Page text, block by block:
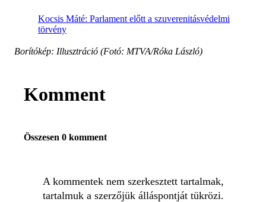
Kocsis Máté: Parlament előtt a szuverenitásvédelmi
törvény
Borítókép: Illusztráció (Fotó: MTVA/Róka László)
Komment
Összesen 0 komment
A kommentek nem szerkesztett tartalmak,
tartalmuk a szerzőjük álláspontját tükrözi.